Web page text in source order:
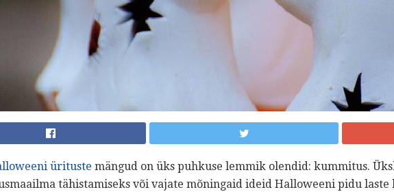
ürituste mängud on üks puhkuse lemmik olendid: kummitus.
tähistamiseks või vajate mõningaid ideid Halloweeni pidu laste